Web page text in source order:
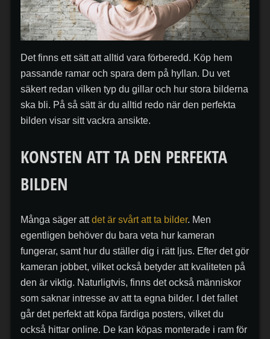
Det finns ett sätt att alltid vara förberedd. Köp hem
passande ramar och spara dem på hyllan. Du vet
säkert redan vilken typ du gillar och hur stora bilderna
ska bli. På så sätt är du alltid redo när den perfekta
bilden visar sitt vackra ansikte.
KONSTEN ATT TA DEN PERFEKTA
BILDEN
Många säger attdet är svårt att ta bilder. Men
egentligen behöver du bara veta hur kameran
fungerar, samt hur du ställer dig i rätt ljus. Efter det gör
kameran jobbet, vilket också betyder att kvaliteten på
den är viktig. Naturligtvis, finns det också människor
som saknar intresse av att ta egna bilder. I det fallet
går det perfekt att köpa färdiga posters, vilket du
också hittar online. De kan köpas monterade i ram för